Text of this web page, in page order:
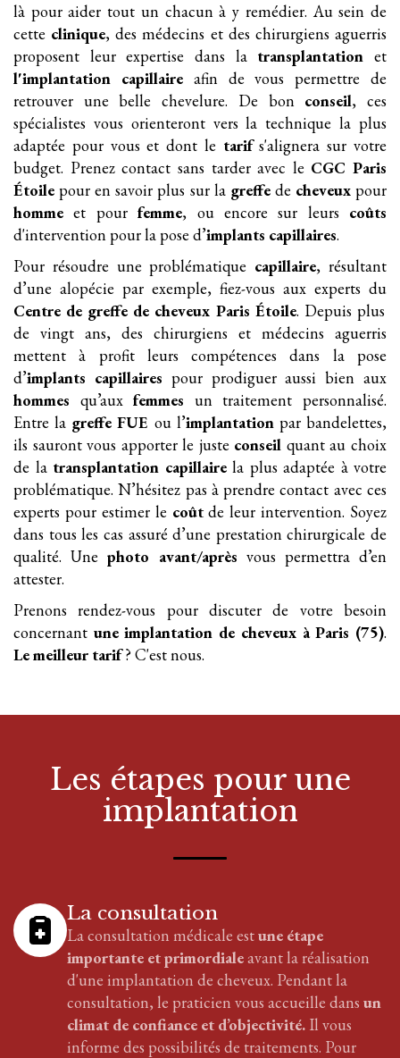
là pour aider tout un chacun à y remédier. Au sein de
cette clinique, des médecins et des chirurgiens aguerris
proposent leur expertise dans la transplantation et
l'implantation capillaireafin de vous permettre de
retrouver une belle chevelure. De bon conseil, ces
spécialistes vous orienteront vers la technique la plus
adaptée pour vous et dont le tarifs'alignera sur votre
budget. Prenez contact sans tarder avec le CGC Paris
Étoile pour en savoir plus sur la greffede cheveuxpour
homme et pourfemme, ou encore sur leurs coûts
d'intervention pour la pose d’implants capillaires.
Pour résoudre une problématique capillaire, résultant
d’une alopécie par exemple, fiez-vous aux experts du
Centre de greffe de cheveux Paris Étoile. Depuis plus
de vingt ans, des chirurgiens et médecins aguerris
mettent à profit leurs compétences dans la pose
d’implants capillaires pour prodiguer aussi bien aux
hommes qu’auxfemmes un traitement personnalisé.
Entre la greffe FUE ou l’implantationpar bandelettes,
ils sauront vous apporter le juste conseil quant au choix
de la transplantation capillairela plus adaptée à votre
problématique. N’hésitez pas à prendre contact avec ces
experts pour estimer le coûtde leur intervention. Soyez
dans tous les cas assuré d’une prestation chirurgicale de
qualité. Unephoto avant/après vous permettra d’en
attester.
Prenons rendez-vous pour discuter de votre besoin
concernant une implantation de cheveux à Paris (75).
Le meilleur tarif? C'est nous.
Les étapes pour une
implantation
La consultation
La consultation médicale estune étape
importante et primordialeavant la réalisation
d'une implantation de cheveux. Pendant la
consultation, le praticien vous accueille dans un
climat de confiance et d’objectivité. Il vous
informe des possibilités de traitements. Pour